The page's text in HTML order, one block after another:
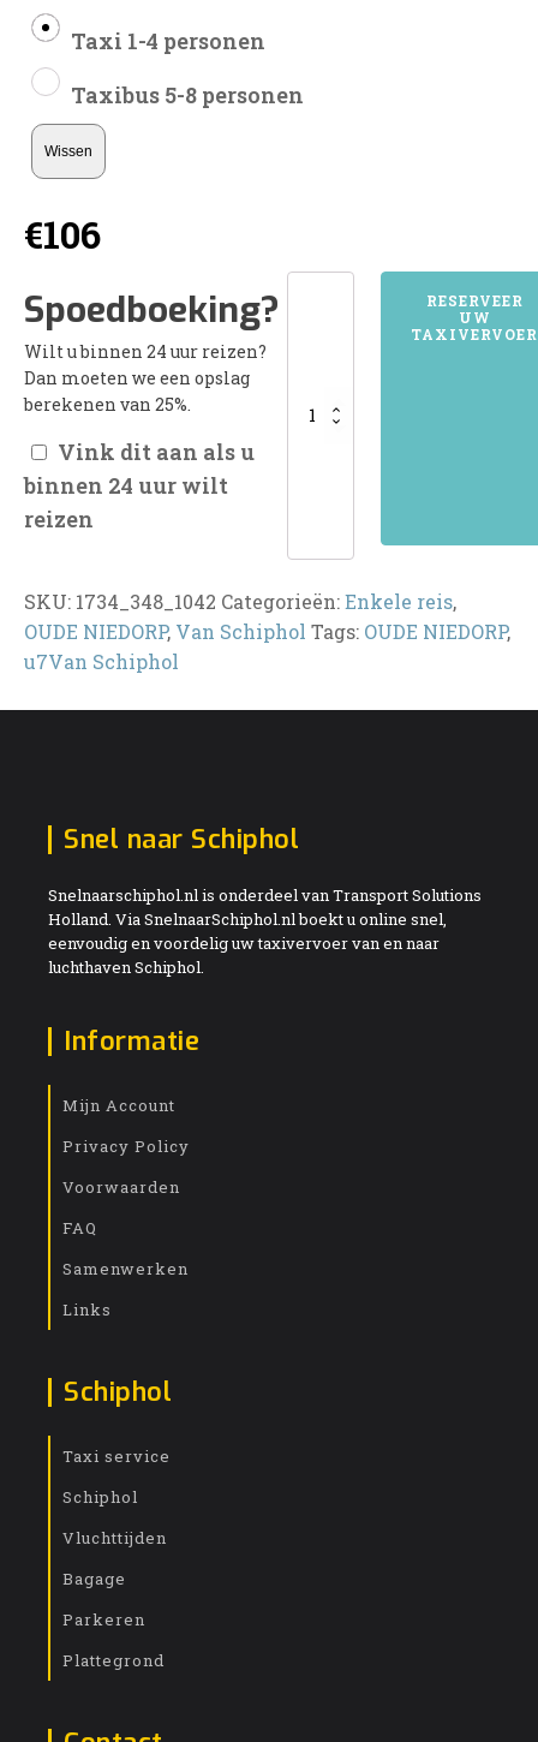
Taxi 1-4 personen
Taxibus 5-8 personen
Wissen
€106
Spoedboeking?
Wilt u binnen 24 uur reizen?
Dan moeten we een opslag
berekenen van 25%.
Vink dit aan als u
binnen 24 uur wilt
reizen
RESERVEER
UW
TAXIVERVOER
SKU: 1734_348_1042 Categorieën:Enkele reis,
OUDE NIEDORP, Van Schiphol Tags: OUDE NIEDORP,
u7Van Schiphol
Snel naar Schiphol
Snelnaarschiphol.nl is onderdeel van Transport Solutions
Holland. Via SnelnaarSchiphol.nl boekt u online snel,
eenvoudig en voordelig uw taxivervoer van en naar
luchthaven Schiphol.
Informatie
Mijn Account
Privacy Policy
Voorwaarden
FAQ
Samenwerken
Links
Schiphol
Taxi service
Schiphol
Vluchttijden
Bagage
Parkeren
Plattegrond